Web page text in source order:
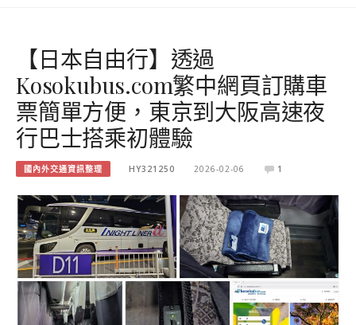
【日本自由行】透過
Kosokubus.com繁中網頁訂購車
票簡單方便，東京到大阪高速夜
行巴士搭乘初體驗
國內外交通資訊整理 HY321250 2026-02-06 1